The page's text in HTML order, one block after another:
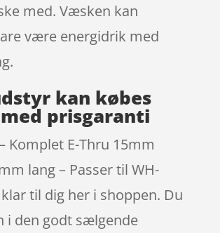
med. Væsken kan
være energidrik med
kan købes
prisgaranti
Komplet E-Thru 15mm
lang – Passer til WH-
til dig her i shoppen. Du
i den godt sælgende